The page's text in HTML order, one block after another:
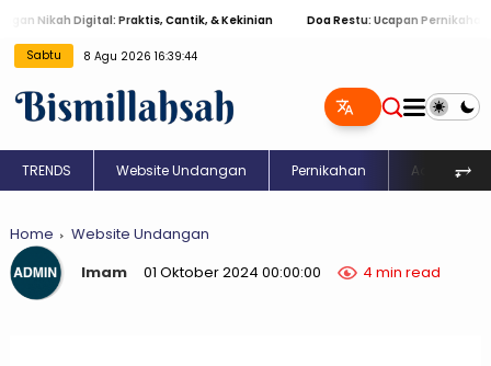
Digital: Praktis, Cantik, & Kekinian Doa Restu: Ucapan Pernikahan
Sabtu 8 Agu 2026 16:39:45
TRENDS Website Undangan Pernikahan Aqiqah⥅
Home
Website Undangan
Imam
01 Oktober 2024 00:00:00 4 min read